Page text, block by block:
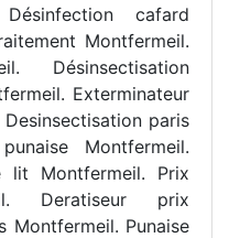
cafard
Montfermeil.
Désinsectisation
Exterminateur
paris
Montfermeil.
lit Montfermeil. Prix
Deratiseur prix
Montfermeil. Punaise